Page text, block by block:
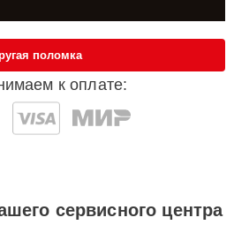
к оплате:
поломка
сервисного центра